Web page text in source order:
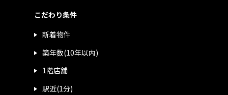
こだわり条件
新着物件
築年数(10年以内)
1階店舗
駅近(1分)